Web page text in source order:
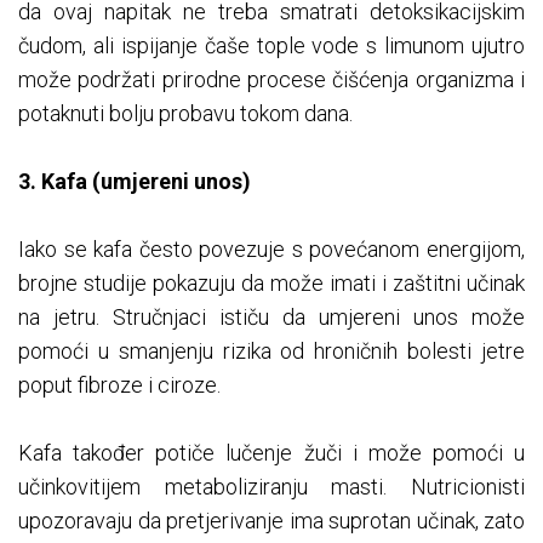
da ovaj napitak ne treba smatrati detoksikacijskim
čudom, ali ispijanje čaše tople vode s limunom ujutro
može podržati prirodne procese čišćenja organizma i
potaknuti bolju probavu tokom dana.
3. Kafa (umjereni unos)
Iako se kafa često povezuje s povećanom energijom,
brojne studije pokazuju da može imati i zaštitni učinak
na jetru. Stručnjaci ističu da umjereni unos može
pomoći u smanjenju rizika od hroničnih bolesti jetre
poput fibroze i ciroze.
Kafa također potiče lučenje žuči i može pomoći u
učinkovitijem metaboliziranju masti. Nutricionisti
upozoravaju da pretjerivanje ima suprotan učinak, zato